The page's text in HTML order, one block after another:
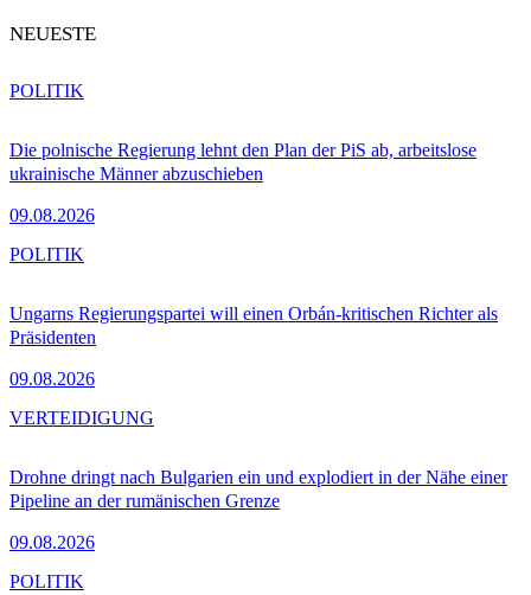
NEUESTE
Die polnische Regierung lehnt den Plan der PiS ab, arbeitslose
ukrainische Männer abzuschieben
09.08.2026
POLITIK
Ungarns Regierungspartei will einen Orbán-kritischen Richter als
Präsidenten
09.08.2026
POLITIK
Drohne dringt nach Bulgarien ein und explodiert in der Nähe einer
Pipeline an der rumänischen Grenze
09.08.2026
VERTEIDIGUNG
POLITIK